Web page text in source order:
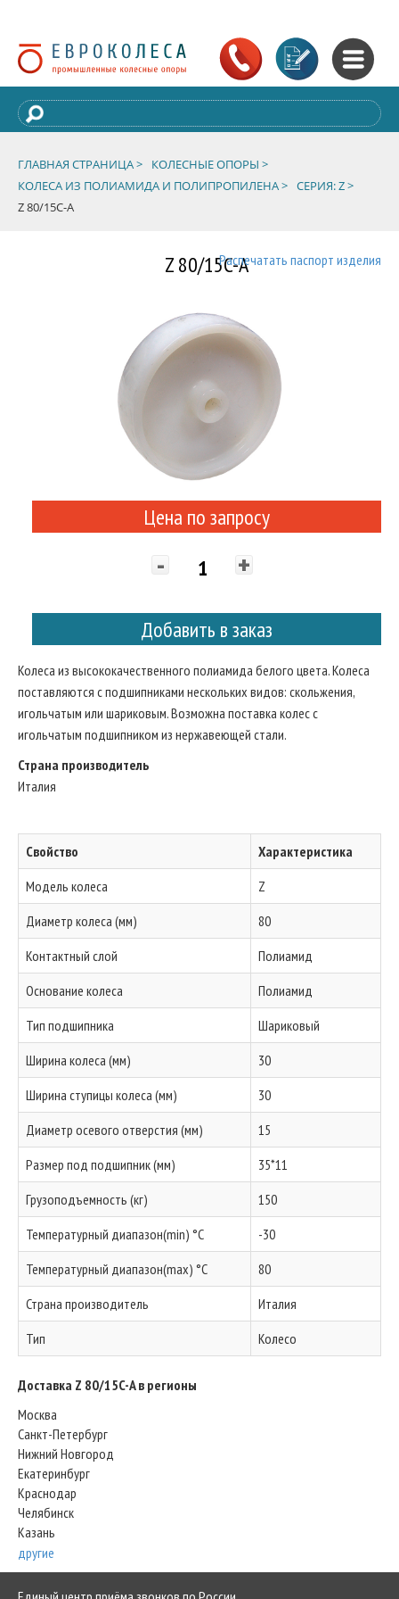
ГЛАВНАЯ СТРАНИЦА >
КОЛЕСНЫЕ ОПОРЫ >
КОЛЕСА ИЗ ПОЛИАМИДА И ПОЛИПРОПИЛЕНА > СЕРИЯ: Z >
Z 80/15C-A
Z 80/15C-AРаспечатать паспорт изделия
Цена по запросу
- +
Добавить в заказ
Колеса из высококачественного полиамида белого цвета. Колеса
поставляются с подшипниками нескольких видов: скольжения,
игольчатым или шариковым. Возможна поставка колес с
игольчатым подшипником из нержавеющей стали.
Страна производитель
Италия
Свойство
Характеристика
Модель колеса
Z
Диаметр колеса (мм)
80
Контактный слой
Полиамид
Основание колеса
Полиамид
Тип подшипника
Шариковый
Ширина колеса (мм)
30
Ширина ступицы колеса (мм)
30
Диаметр осевого отверстия (мм)
15
Размер под подшипник (мм)
35*11
Грузоподъемность (кг)
150
Температурный диапазон(min) °C
-30
Температурный диапазон(max) °C
80
Страна производитель
Италия
Тип
Колесо
Доставка Z 80/15C-A в регионы
Москва
Санкт-Петербург
Нижний Новгород
Екатеринбург
Краснодар
Челябинск
Казань
другие